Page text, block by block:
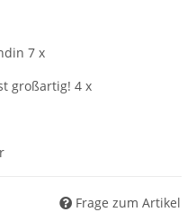
7 x
großartig! 4 x
Frage zum Artikel